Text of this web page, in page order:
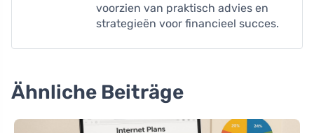
voorzien van praktisch advies en
strategieën voor financieel succes.
Ähnliche Beiträge